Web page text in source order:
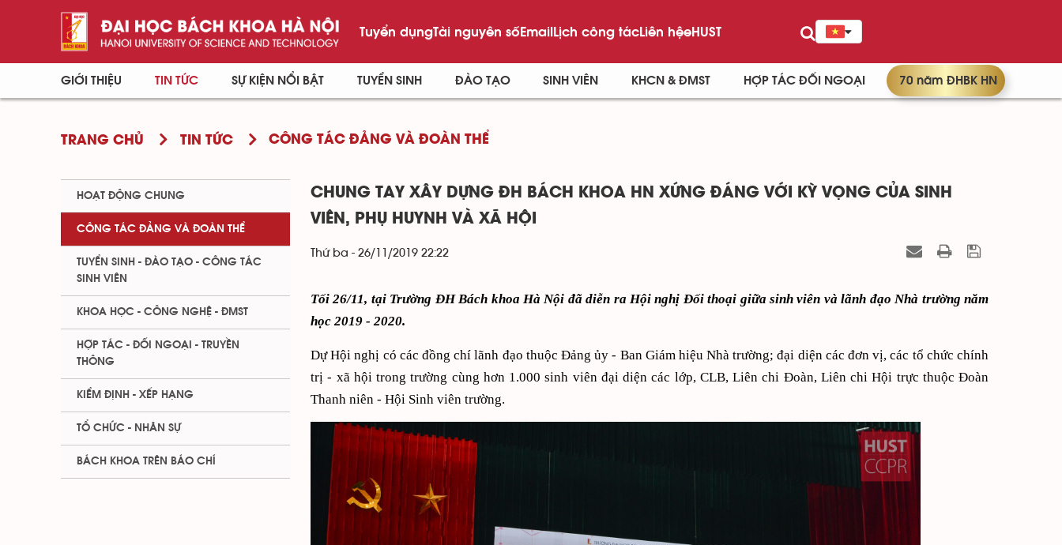
Tuyển dụngTài nguyên sốEmailLịch công tácLiên hệeHUST
GIỚI THIỆU TIN TỨC SỰ KIỆN NỔI BẬT TUYỂN SINH ĐÀO TẠO SINH VIÊN KHCN & ĐMST HỢP TÁC ĐỐI NGOẠI 70 năm ĐHBK HN
TRANG CHỦ TIN TỨC CÔNG TÁC ĐẢNG VÀ ĐOÀN THỂ
CHUNG TAY XÂY DỰNG ĐH BÁCH KHOA HN XỨNG ĐÁNG VỚI KỲ VỌNG CỦA SINH
VIÊN, PHỤ HUYNH VÀ XÃ HỘI
Thứ ba - 26/11/2019 22:22
Tối 26/11, tại Trường ĐH Bách khoa Hà Nội đã diễn ra Hội nghị Đối thoại giữa sinh viên và lãnh đạo Nhà trường năm
học 2019 - 2020.
Dự Hội nghị có các đồng chí lãnh đạo thuộc Đảng ủy - Ban Giám hiệu Nhà trường; đại diện các đơn vị, các tổ chức chính
trị - xã hội trong trường cùng hơn 1.000 sinh viên đại diện các lớp, CLB, Liên chi Đoàn, Liên chi Hội trực thuộc Đoàn
Thanh niên - Hội Sinh viên trường.
HOẠT ĐỘNG CHUNG
CÔNG TÁC ĐẢNG VÀ ĐOÀN THỂ
TUYỂN SINH - ĐÀO TẠO - CÔNG TÁC
SINH VIÊN
KHOA HỌC - CÔNG NGHỆ - ĐMST
HỢP TÁC - ĐỐI NGOẠI - TRUYỀN
THÔNG
KIỂM ĐỊNH - XẾP HẠNG
TỔ CHỨC - NHÂN SỰ
BÁCH KHOA TRÊN BÁO CHÍ